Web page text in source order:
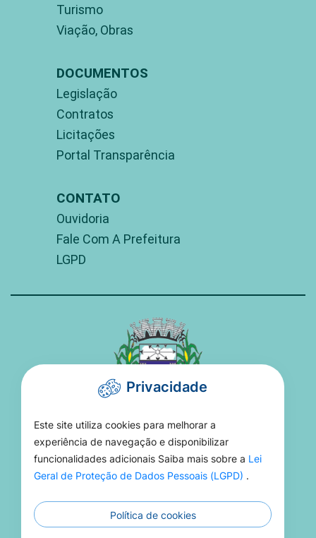
Turismo
Viação, Obras
DOCUMENTOS
Legislação
Contratos
Licitações
Portal Transparência
CONTATO
Ouvidoria
Fale Com A Prefeitura
LGPD
PREFEITURA DE TORIXORÉU
Rua 15 De Novembro, 16 - Setor Aeroporto -
(66) 3406-1021
Privacidade
Este site utiliza cookies para melhorar a
experiência de navegação e disponibilizar
funcionalidades adicionais Saiba mais sobre a Lei
Geral de Proteção de Dados Pessoais (LGPD) .
Política de cookies